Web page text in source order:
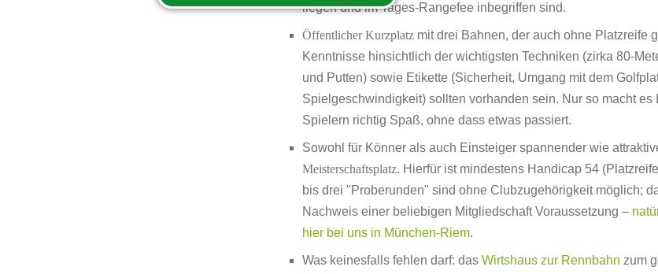
liegen und im Tages-Rangefee inbegriffen sind.
Öffentlicher Kurzplatz mit drei Bahnen, der auch ohne Platzreife
Kenntnisse hinsichtlich der wichtigsten Techniken (zirka 80-
und Putten) sowie Etikette (Sicherheit, Umgang mit dem
Spielgeschwindigkeit) sollten vorhanden sein. Nur so macht es
Spielern richtig Spaß, ohne dass etwas passiert.
Sowohl für Könner als auch Einsteiger spannender wie
Meisterschaftsplatz. Hierfür ist mindestens Handicap 54
bis drei "Proberunden" sind ohne Clubzugehörigkeit möglich;
Nachweis einer beliebigen Mitgliedschaft Voraussetzung –
hier bei uns in München-Riem.
Was keinesfalls fehlen darf: dasWirtshaus zur Rennbahn zum